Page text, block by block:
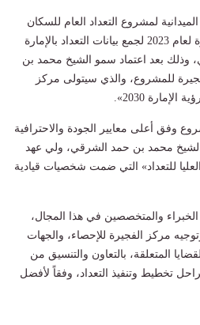
لمشروع التعداد العام للسكان
والمساكن والمنشآت في الفجيرة لعام 2023 لجمع بيانات التعداد بالإمارة
وذلك بعد اعتماد سمو الشيخ محمد بن
للمشروع، والذي سيتولى مركز
2030».
وفق أعلى معايير الجودة والاحترافية
محمد بن حمد الشرقي، ولي عهد
للتعداد» التي ضمت شخصيات قيادية
والمتخصصين في هذا المجال،
مركز الفجيرة للإحصاء، والجهات
المتعلقة، بالتعاون والتنسيق من
تخطيط وتنفيذ التعداد، وفقاً لأفضل